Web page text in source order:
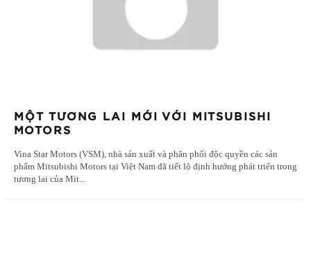
MỘT TƯƠNG LAI MỚI VỚI MITSUBISHI
MOTORS
Vina Star Motors (VSM), nhà sản xuất và phân phối độc quyền các sản
phẩm Mitsubishi Motors tại Việt Nam đã tiết lộ định hướng phát triển trong
tương lai của Mit...